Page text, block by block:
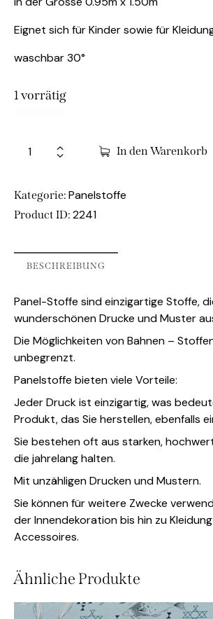
Eignet sich für Kinder sowie für
waschbar 30°
1 vorrätig
In den Warenkorb
Kategorie: Panelstoffe
Product ID: 2241
BESCHREIBUNG
Panel-Stoffe sind einzigartige Stoffe,
wunderschönen Drucke und Muster
Die Möglichkeiten von Bahnen –
unbegrenzt.
Panelstoffe bieten viele Vorteile:
Jeder Druck ist einzigartig, was
Produkt, das Sie herstellen, ebenfalls
Sie bestehen oft aus starken,
die jahrelang halten.
Mit unzähligen Drucken und Mustern.
Sie können für weitere Zwecke
der Innendekoration bis hin zu
Accessoires.
Ähnliche Produkte